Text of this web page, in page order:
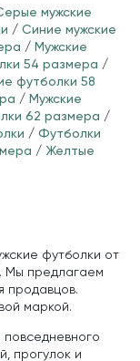
мужские
/ Синие мужские
/ Мужские
54 размера /
футболки 58
/ Мужские
62 размера /
/ Футболки
/ Желтые
футболки от
Мы предлагаем
продавцов.
маркой.
прогулок и